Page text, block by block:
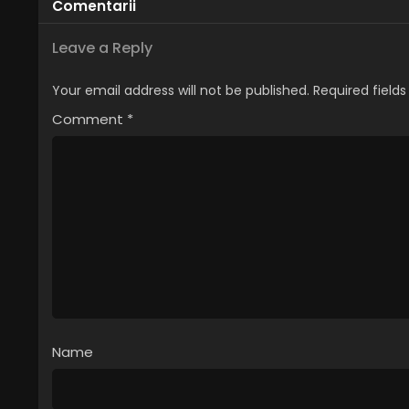
Comentarii
Leave a Reply
Your email address will not be published. Required
Comment *
Name